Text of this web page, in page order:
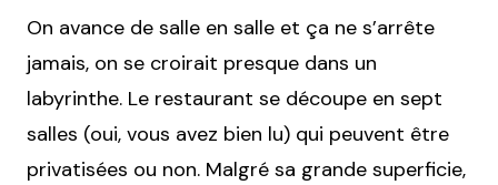
On avance de salle en salle et ça ne s’arrête
jamais, on se croirait presque dans un
labyrinthe. Le restaurant se découpe en sept
salles (oui, vous avez bien lu) qui peuvent être
privatisées ou non. Malgré sa grande superficie,